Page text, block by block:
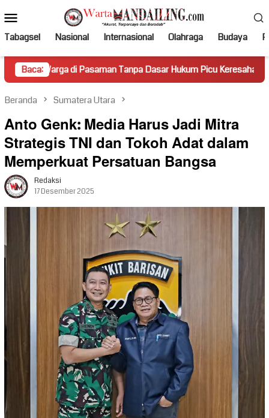
ke
kontenMobile
Tabagsel Nasional Internasional Olahraga Budaya
Baca:
Pasaman Tanpa Dasar Hukum Picu Keresahan Truk
Beranda Sumatera Utara
Anto Genk: Media Harus Jadi Mitra
Strategis TNI dan Tokoh Adat dalam
Memperkuat Persatuan Bangsa
Redaksi
17 Desember 2025